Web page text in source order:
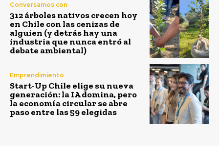
Conversamos con
312 árboles nativos crecen hoy
en Chile con las cenizas de
alguien (y detrás hay una
industria que nunca entró al
debate ambiental)
Emprendimiento
Start-Up Chile elige su nueva
generación: la IA domina, pero
la economía circular se abre
paso entre las 59 elegidas